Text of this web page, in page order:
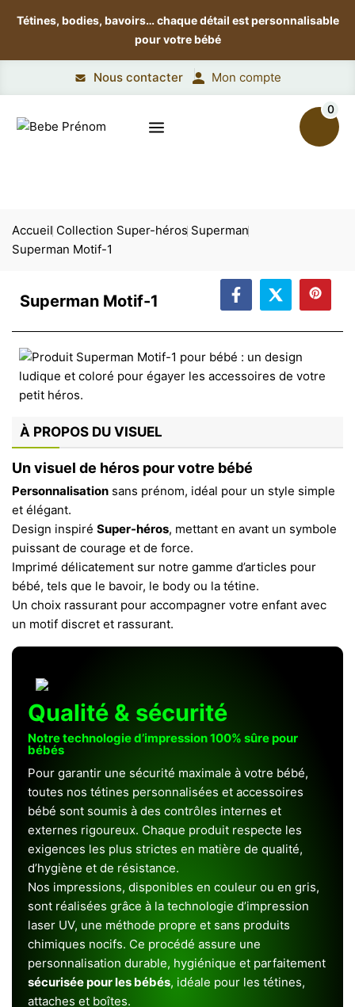
Tétines, bodies, bavoirs…chaque détail est personnalisable
pour votre bébé
Nous contacter Mon compte
0
Accueil Collection Super-héros Superman
Superman Motif-1
Superman Motif-1
À PROPOS DU VISUEL
Un visuel de héros pour votre bébé
Personnalisation sans prénom, idéal pour un style simple
et élégant.
Design inspiré Super-héros, mettant en avant un symbole
puissant de courage et de force.
Imprimé délicatement sur notre gamme d’articles pour
bébé, tels que le bavoir, le body ou la tétine.
Un choix rassurant pour accompagner votre enfant avec
un motif discret et rassurant.
Qualité & sécurité
Notre technologie d’impression 100% sûre pour
bébés
Pour garantir une sécurité maximale à votre bébé,
toutes nos tétines personnalisées et accessoires
bébé sont soumis à des contrôles internes et
externes rigoureux. Chaque produit respecte les
exigences les plus strictes en matière de qualité,
d’hygiène et de résistance.
Nos impressions, disponibles en couleur ou en gris,
sont réalisées grâce à la technologie d’impression
laser UV, une méthode propre et sans produits
chimiques nocifs. Ce procédé assure une
personnalisation durable, hygiénique et parfaitement
sécurisée pour les bébés, idéale pour les tétines,
attaches et boîtes.